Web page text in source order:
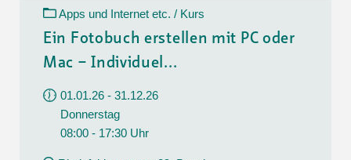
Apps und Internet etc. / Kurs
Ein Fotobuch erstellen mit PC oder
Mac – Individuel...
01.01.26 - 31.12.26
Donnerstag
08:00 - 17:30 Uhr